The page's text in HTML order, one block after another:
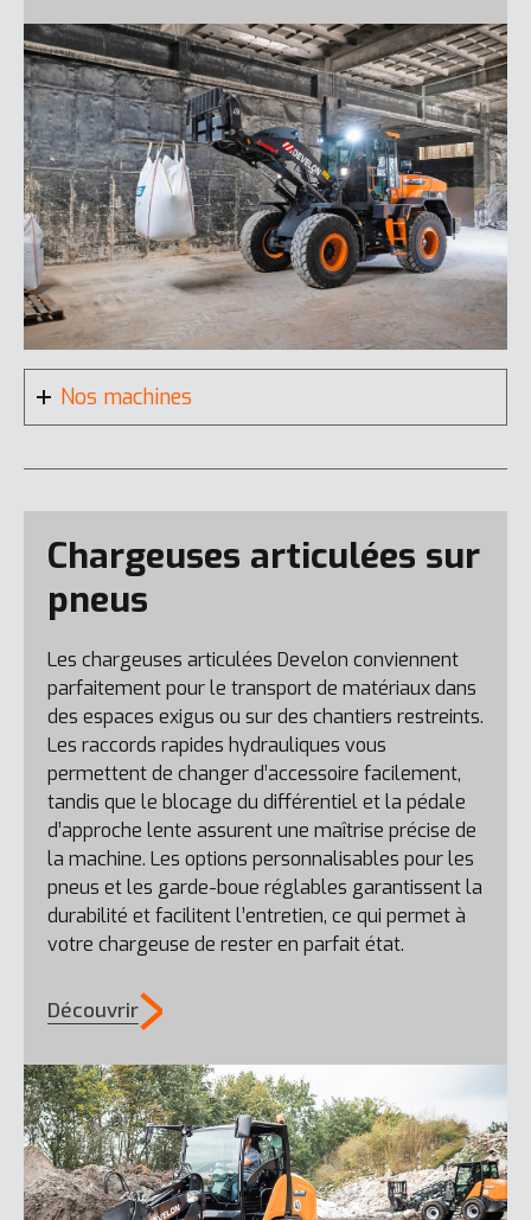
Nos machines
DL200-7
DL220-7
Chargeuses articulées sur
pneus
Les chargeuses articulées Develon conviennent
parfaitement pour le transport de matériaux dans
des espaces exigus ou sur des chantiers restreints.
Les raccords rapides hydrauliques vous
permettent de changer d’accessoire facilement,
tandis que le blocage du différentiel et la pédale
d’approche lente assurent une maîtrise précise de
la machine. Les options personnalisables pour les
pneus et les garde-boue réglables garantissent la
durabilité et facilitent l’entretien, ce qui permet à
votre chargeuse de rester en parfait état.
Découvrir